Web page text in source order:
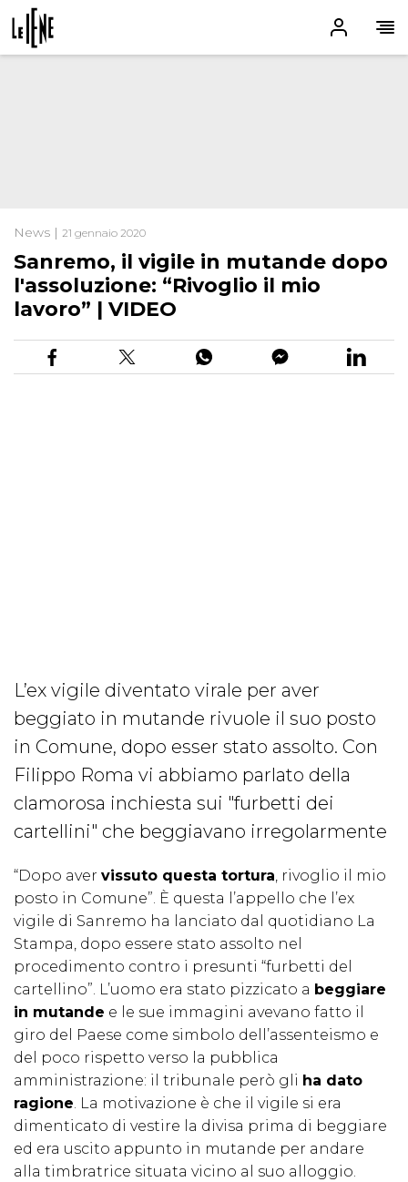
News | 21 gennaio 2020
Sanremo, il vigile in mutande dopo
l'assoluzione: “Rivoglio il mio
lavoro” | VIDEO
L’ex vigile diventato virale per aver
beggiato in mutande rivuole il suo posto
in Comune, dopo esser stato assolto. Con
Filippo Roma vi abbiamo parlato della
clamorosa inchiesta sui "furbetti dei
cartellini" che beggiavano irregolarmente
“Dopo aver vissuto questa tortura, rivoglio il mio
posto in Comune”. È questa l’appello che l’ex
vigile di Sanremo ha lanciato dal quotidiano La
Stampa, dopo essere stato assolto nel
procedimento contro i presunti “furbetti del
cartellino”. L’uomo era stato pizzicato a beggiare
in mutande e le sue immagini avevano fatto il
giro del Paese come simbolo dell’assenteismo e
del poco rispetto verso la pubblica
amministrazione: il tribunale però gli ha dato
ragione. La motivazione è che il vigile si era
dimenticato di vestire la divisa prima di beggiare
ed era uscito appunto in mutande per andare
alla timbratrice situata vicino al suo alloggio.